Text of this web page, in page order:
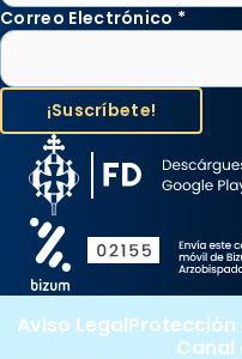
Correo Electrónico *
Aviso LegalProtección
Canal